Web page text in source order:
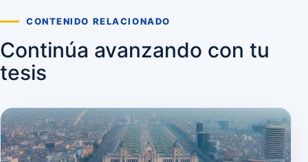
CONTENIDO RELACIONADO
Continúa avanzando con tu
tesis